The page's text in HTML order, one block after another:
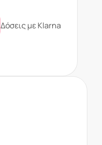
Δόσεις με Klarna